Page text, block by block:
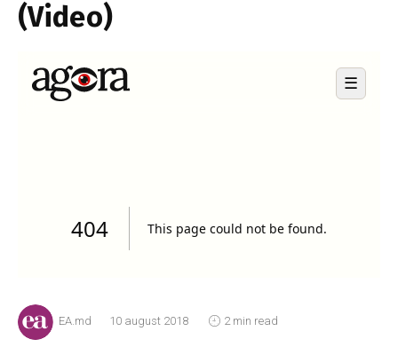
(Video)
EA.md 10 august 2018 2 min read